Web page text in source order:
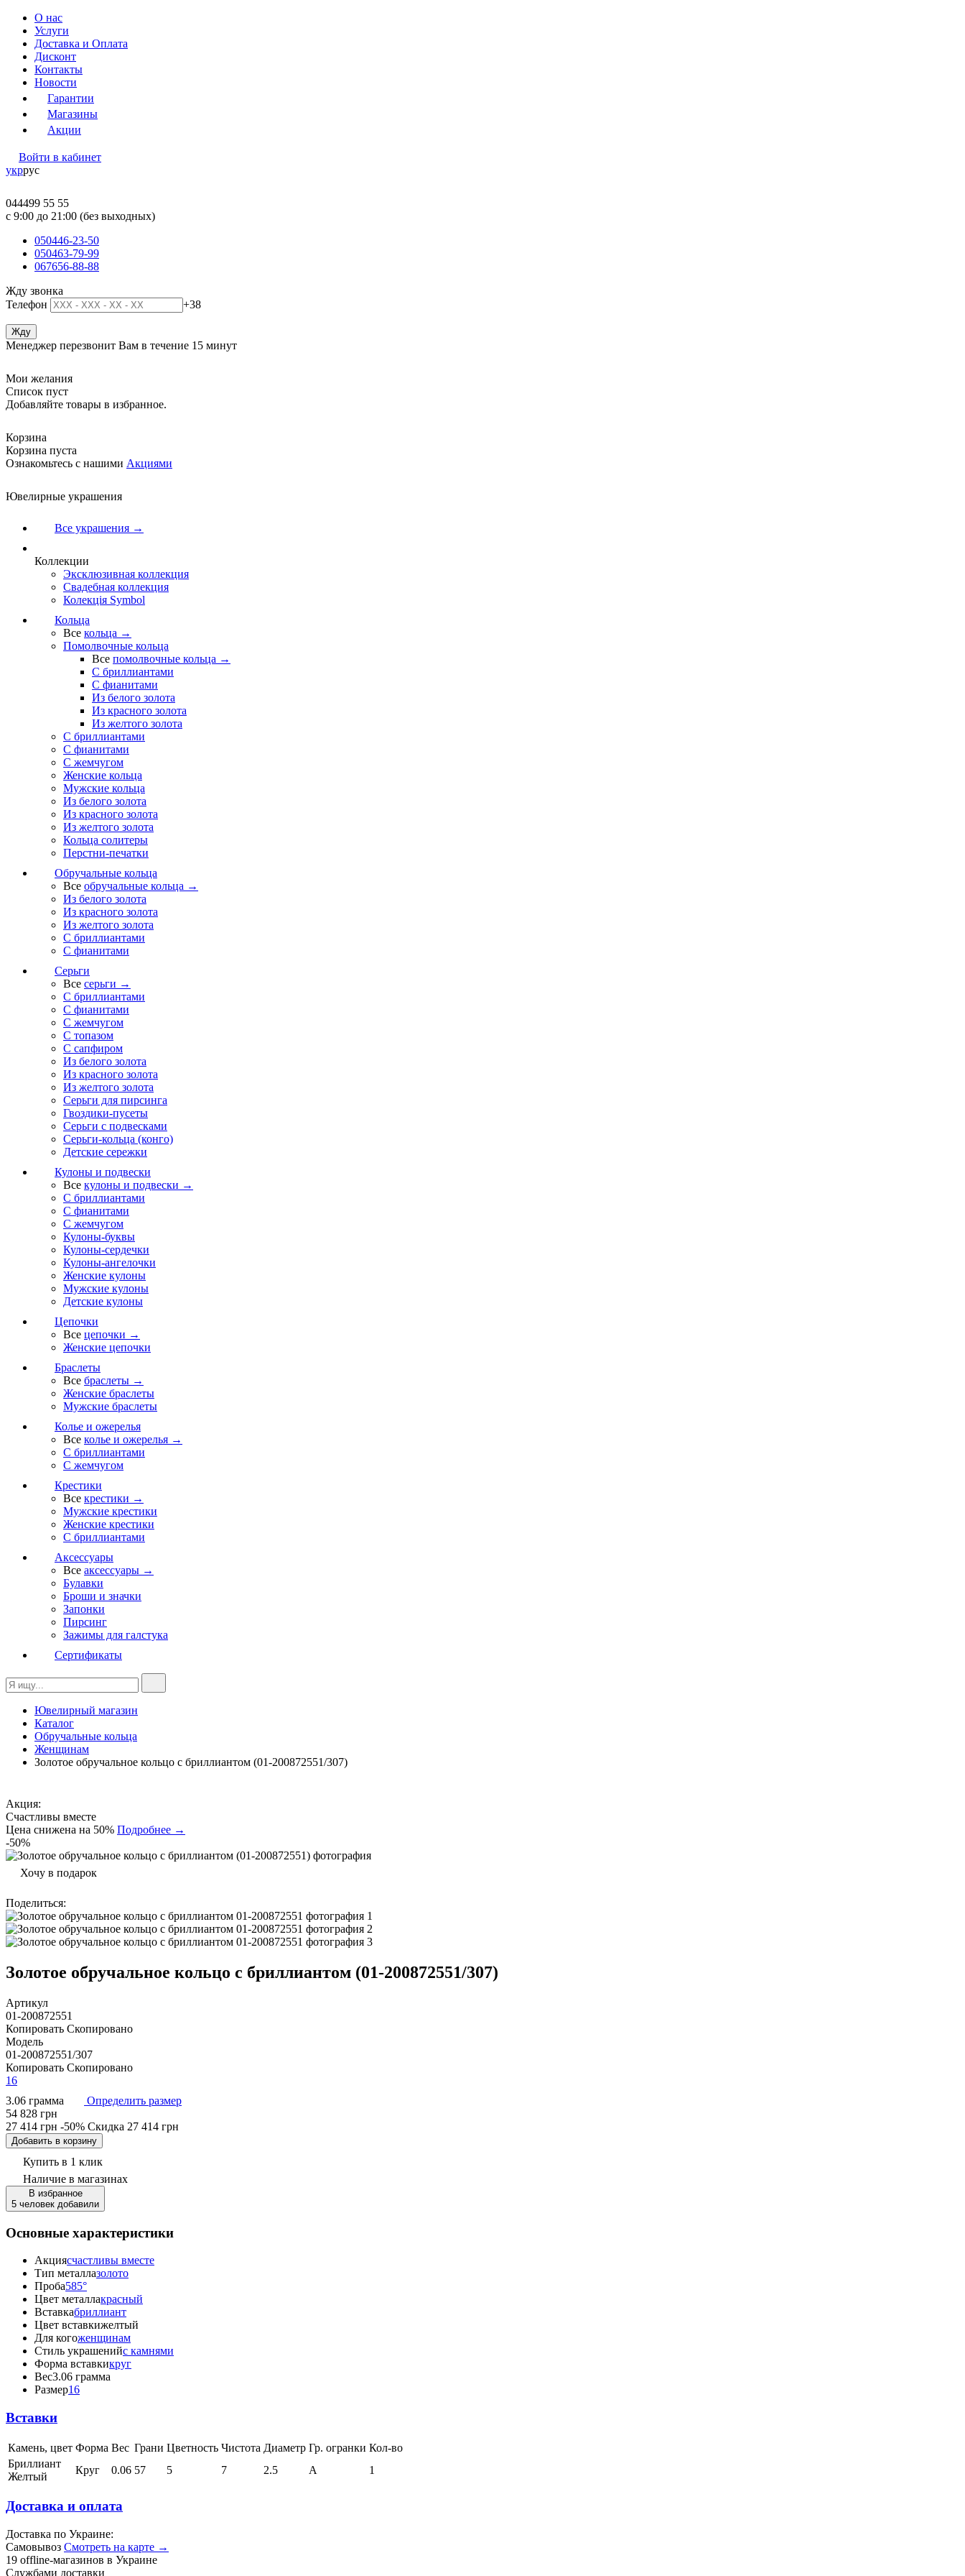
О нас
Услуги
Доставка и Оплата
Дисконт
Контакты
Новости
Гарантии
Магазины
Акции
Войти в кабинет
укррус
044499 55 55
c 9:00 до 21:00 (без выходных)
050446-23-50
050463-79-99
067656-88-88
Жду звонка
Телефон
+38
Менеджер перезвонит Вам в течение 15 минут
Мои желания
Список пуст
Добавляйте товары в избранное.
Корзина
Корзина пуста
Ознакомьтесь с нашими Акциями
Ювелирные украшения
Все украшения →
Коллекции
Эксклюзивная коллекция
Свадебная коллекция
Колекція Symbol
Кольца
Все кольца →
Помолвочные кольца
Все помолвочные кольца →
С бриллиантами
С фианитами
Из белого золота
Из красного золота
Из желтого золота
С бриллиантами
С фианитами
С жемчугом
Женские кольца
Мужские кольца
Из белого золота
Из красного золота
Из желтого золота
Кольца солитеры
Перстни-печатки
Обручальные кольца
Все обручальные кольца →
Из белого золота
Из красного золота
Из желтого золота
С бриллиантами
С фианитами
Серьги
Все серьги →
С бриллиантами
С фианитами
С жемчугом
С топазом
С сапфиром
Из белого золота
Из красного золота
Из желтого золота
Серьги для пирсинга
Гвоздики-пусеты
Серьги с подвесками
Серьги-кольца (конго)
Детские сережки
Кулоны и подвески
Все кулоны и подвески →
С бриллиантами
С фианитами
С жемчугом
Кулоны-буквы
Кулоны-сердечки
Кулоны-ангелочки
Женские кулоны
Мужские кулоны
Детские кулоны
Цепочки
Все цепочки →
Женские цепочки
Браслеты
Все браслеты →
Женские браслеты
Мужские браслеты
Колье и ожерелья
Все колье и ожерелья →
С бриллиантами
С жемчугом
Крестики
Все крестики →
Мужские крестики
Женские крестики
С бриллиантами
Аксессуары
Все аксессуары →
Булавки
Броши и значки
Запонки
Пирсинг
Зажимы для галстука
Сертификаты
Ювелирный магазин
Каталог
Обручальные кольца
Женщинам
Золотое обручальное кольцо с бриллиантом (01-200872551/307)
Акция:
Счастливы вместе
Цена снижена на 50% Подробнее →
-50%
Хочу в подарок
Поделиться:
Золотое обручальное кольцо с бриллиантом (01-200872551/307)
Артикул
01-200872551
Копировать Скопировано
Модель
01-200872551/307
Копировать Скопировано
16
3.06 грамма
Определить размер
54 828 грн
27 414 грн -50% Скидка 27 414 грн
Добавить в корзину
Купить в 1 клик
Наличие в магазинах
В избранное
5 человек добавили
Основные характеристики
Акциясчастливы вместе
Тип металлазолото
Проба585°
Цвет металлакрасный
Вставкабриллиант
Цвет вставкижелтый
Для когоженщинам
Стиль украшенийс камнями
Форма вставкикруг
Вес3.06 грамма
Размер16
Вставки
Камень, цвет Форма Вес Грани Цветность Чистота Диаметр Гр. огранки Кол-во
Бриллиант
Желтый
Круг 0.06 57 5 7 2.5 А 1
Доставка и оплата
Доставка по Украине:
Самовывоз Смотреть на карте →
19 offline-магазинов в Украине
Службами доставки